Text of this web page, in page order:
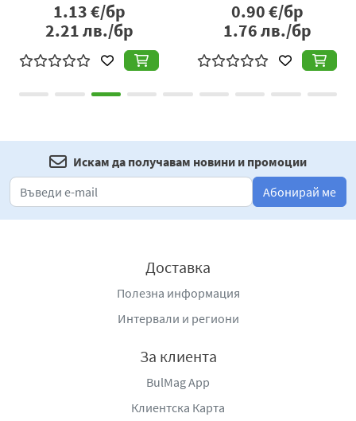
1.13€/бр
2.21лв./бр
0.90€/бр
1.76лв./бр
Искам да получавам новини и промоции
Абонирай ме
Доставка
Полезна информация
Интервали и региони
За клиента
BulMag App
Клиентска Карта